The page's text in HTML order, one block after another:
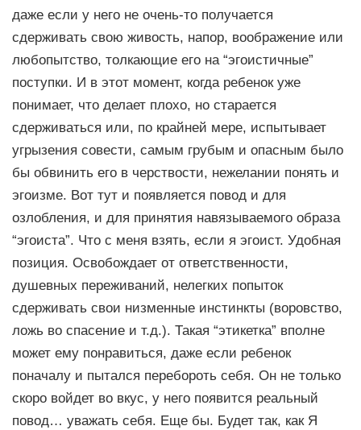
даже если у него не очень-то получается
сдерживать свою живость, напор, воображение или
любопытство, толкающие его на “эгоистичные”
поступки. И в этот момент, когда ребенок уже
понимает, что делает плохо, но старается
сдерживаться или, по крайней мере, испытывает
угрызения совести, самым грубым и опасным было
бы обвинить его в черствости, нежелании понять и
эгоизме. Вот тут и появляется повод и для
озлобления, и для принятия навязываемого образа
“эгоиста”. Что с меня взять, если я эгоист. Удобная
позиция. Освобождает от ответственности,
душевных переживаний, нелегких попыток
сдерживать свои низменные инстинкты (воровство,
ложь во спасение и т.д.). Такая “этикетка” вполне
может ему понравиться, даже если ребенок
поначалу и пытался перебороть себя. Он не только
скоро войдет во вкус, у него появится реальный
повод… уважать себя. Еще бы. Будет так, как Я